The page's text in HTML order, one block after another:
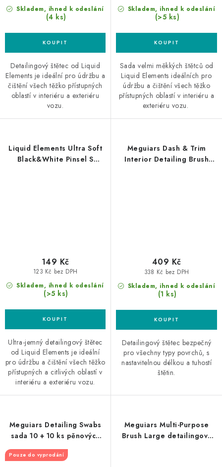
Skladem, ihned k odeslání
(4 ks)
Detailingový štětec od Liquid
Elements je ideální pro údržbu a
čištění všech těžko přístupných
oblastí v interiéru a exteriéru
vozu.
Skladem, ihned k odeslání
(>5 ks)
Sada velmi měkkých štětců od
Liquid Elements ideálních pro
údržbu a čištění všech těžko
přístupných oblastí v interiéru a
exteriéru vozu.
Liquid Elements Ultra Soft
Black&White Pinsel S
Skladem, ihned k odeslání
(>5 ks)
123 Kč bez DPH
149 Kč
Ultra-jemný detailingový štětec
od Liquid Elements je ideální
pro údržbu a čištění všech těžko
přístupných a citlivých oblastí v
interiéru a exteriéru vozu.
Meguiars Dash & Trim
Interior Detailing Brush
Skladem, ihned k odeslání
(1 ks)
338 Kč bez DPH
409 Kč
Detailingový štětec bezpečný
pro všechny typy povrchů, s
nastavitelnou délkou a tuhostí
štětin.
Meguiars Detailing Swabs
sada 10 + 10 ks pěnových
Pouze do vyprodání
Meguiars Multi-Purpose
Brush Large detailingový